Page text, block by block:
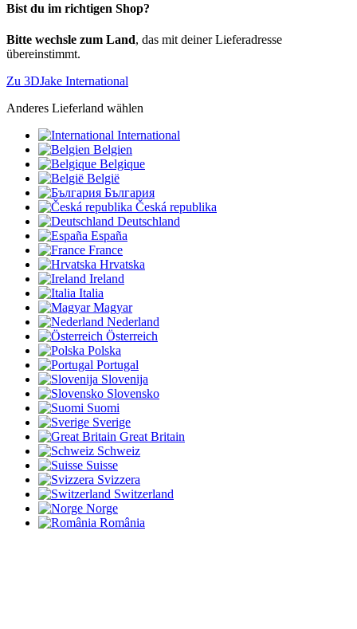
Bist du im richtigen Shop?
Bitte wechsle zum Land, das mit deiner Lieferadresse
übereinstimmt.
Zu 3DJake International
Anderes Lieferland wählen
International
Belgien
Belgique
België
България
Česká republika
Deutschland
España
France
Hrvatska
Ireland
Italia
Magyar
Nederland
Österreich
Polska
Portugal
Slovenija
Slovensko
Suomi
Sverige
Great Britain
Schweiz
Suisse
Svizzera
Switzerland
Norge
România